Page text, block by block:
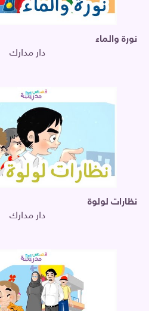
نورة والماء
دار مدارك
نظارات لولوة
دار مدارك